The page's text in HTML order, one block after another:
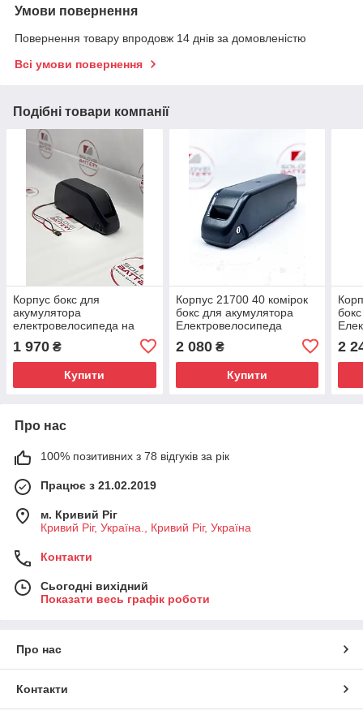
Умови повернення
Повернення товару впродовж 14 днів за домовленістю
Всі умови повернення
Подібні товари компанії
Корпус бокс для
акумулятора
електровелосипеда на
1 970 ₴
Купити
Корпус 21700 40 комірок
бокс для акумулятора
Електровелосипеда
2 080₴
Купити
2
Про нас
100% позитивних з 78 відгуків за рік
Працює з 21.02.2019
м. Кривий Ріг
Кривий Ріг, Україна., Кривий Ріг, Україна
Контакти
Сьогодні вихідний
Показати весь графік роботи
Про нас
Контакти